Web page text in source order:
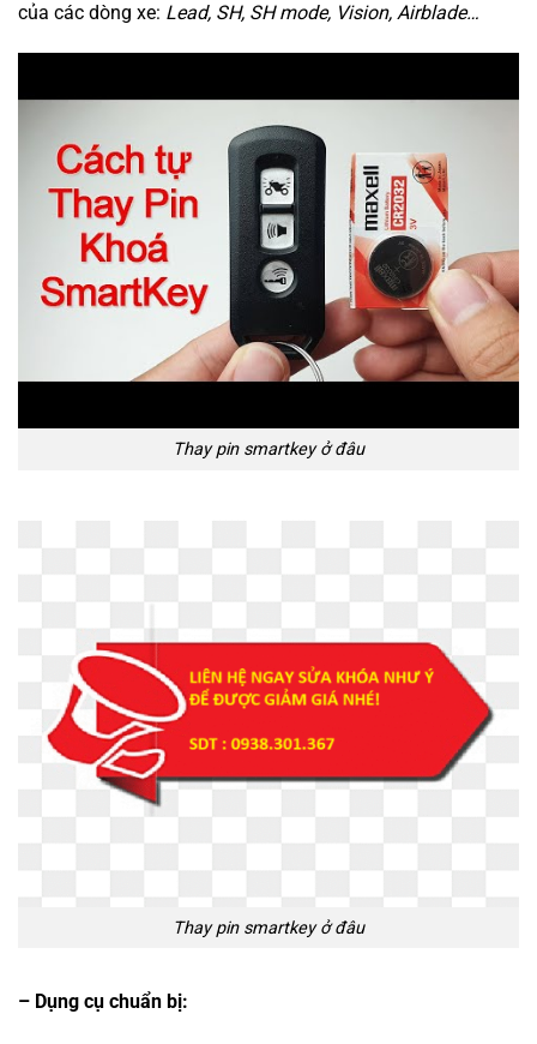
của các dòng xe: Lead, SH, SH mode, Vision, Airblade…
Thay pin smartkey ở đâu
Thay pin smartkey ở đâu
– Dụng cụ chuẩn bị: